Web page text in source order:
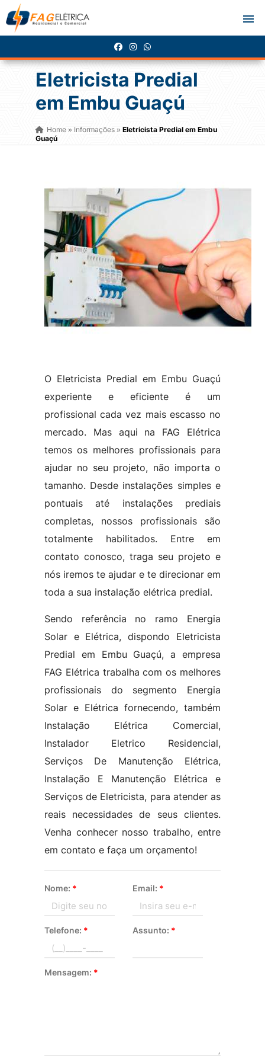
Eletricista Predial
em Embu Guaçú
Home» Informações » Eletricista Predial em Embu
Guaçú
O Eletricista Predial em Embu Guaçú
experiente e eficiente é um
profissional cada vez mais escasso no
mercado. Mas aqui na FAG Elétrica
temos os melhores profissionais para
ajudar no seu projeto, não importa o
tamanho. Desde instalações simples e
pontuais até instalações prediais
completas, nossos profissionais são
totalmente habilitados. Entre em
contato conosco, traga seu projeto e
nós iremos te ajudar e te direcionar em
toda a sua instalação elétrica predial.
Sendo referência no ramo Energia
Solar e Elétrica, dispondo Eletricista
Predial em Embu Guaçú, a empresa
FAG Elétrica trabalha com os melhores
profissionais do segmento Energia
Solar e Elétrica fornecendo, também
Instalação Elétrica Comercial,
Instalador Eletrico Residencial,
Serviços De Manutenção Elétrica,
Instalação E Manutenção Elétrica e
Serviços de Eletricista, para atender as
reais necessidades de seus clientes.
Venha conhecer nosso trabalho, entre
em contato e faça um orçamento!
Nome: * Email: *
Telefone: * Assunto: *
Mensagem: *